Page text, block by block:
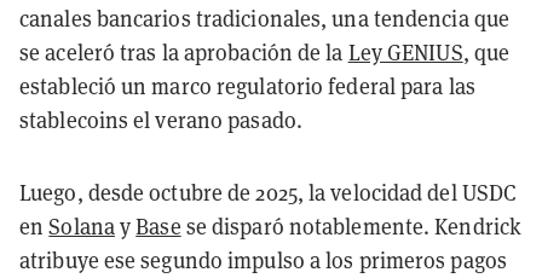
canales bancarios tradicionales, una tendencia que
se aceleró tras la aprobación de la Ley GENIUS, que
estableció un marco regulatorio federal para las
stablecoins el verano pasado.
Luego, desde octubre de 2025, la velocidad del USDC
enSolanayBase se disparó notablemente. Kendrick
atribuye ese segundo impulso a los primeros pagos